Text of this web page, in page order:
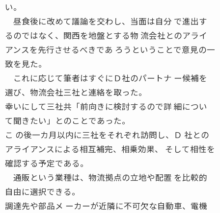
い。
昼食後に改めて議論を交わし、当面は自分 で進出す
るのではなく、関西を地盤とする物 流会社とのアライ
アンスを先行させるべきであ ろうということで意見の一
致を見た。
これに応じて筆者はすぐにＤ社のパートナ ー候補を
選び、物流会社三社と連絡を取った。
幸いにして三社共「前向きに検討するので詳 細につい
て聞きたい」とのことであった。
こ の後一カ月以内に三社をそれぞれ訪問し、Ｄ 社との
アライアンスによる相互補完、相乗効果、 そして相性を
確認する予定である。
通販という業種は、物流拠点の立地や配置 を比較的
自由に選択できる。
調達先や部品メ ーカーが近隣に不可欠な自動車、電機